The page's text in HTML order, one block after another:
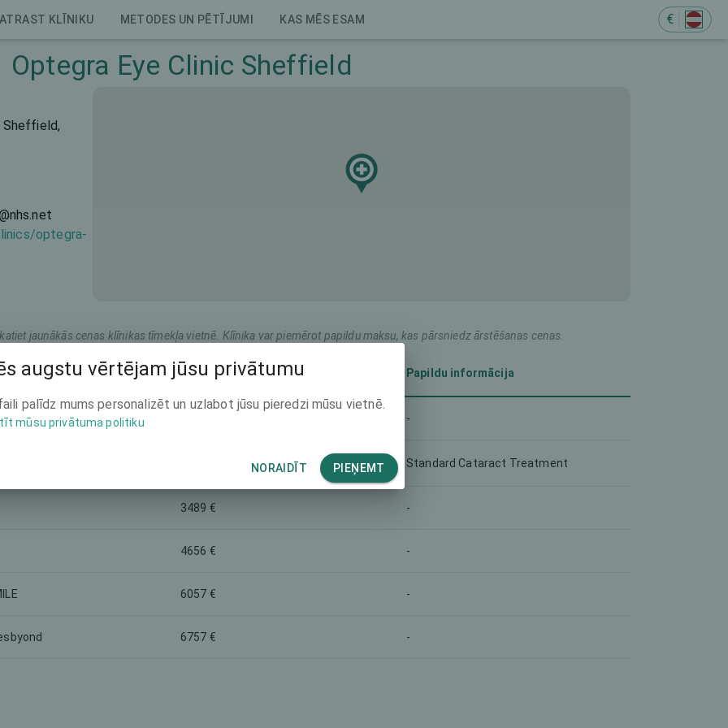
ATRAST KLĪNIKU METODES UN PĒTĪJUMI KAS MĒS ESAM €
Optegra Eye Clinic Sheffield
Sheffield,
optegra-
jaunākās cenas klīnikas tīmekļa vietnē. Klīnika var piemērot papildu maksu, kas pārsniedz ārstēšanas cenas.
nosaukums Kopējā cena (abām acīm) Papildu informācija
-
Standard Cataract Treatment
3489 € -
4656 € -
6057 € -
6757 € -
augstu vērtējam jūsu privātumu
palīdz mums personalizēt un uzlabot jūsu pieredzi mūsu vietnē.
mūsu privātuma politiku
NORAIDĪT PIEŅEMT